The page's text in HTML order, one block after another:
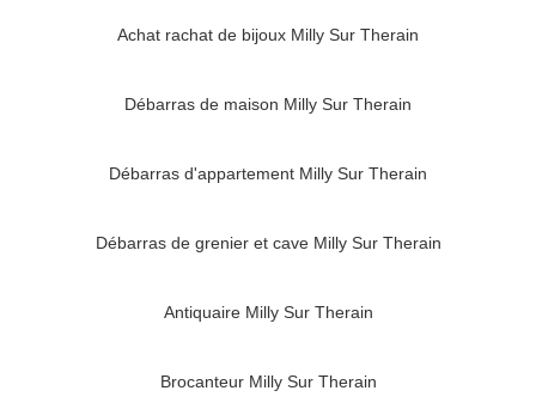
Achat rachat de bijoux Milly Sur Therain
Débarras de maison Milly Sur Therain
Débarras d'appartement Milly Sur Therain
Débarras de grenier et cave Milly Sur Therain
Antiquaire Milly Sur Therain
Brocanteur Milly Sur Therain